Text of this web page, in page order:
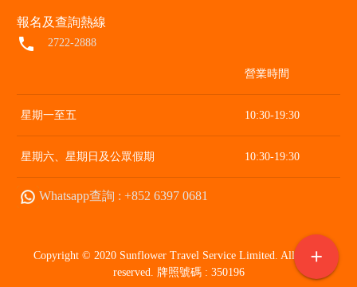
add
報名及查詢熱線
local_phone 2722-2888
營業時間
星期一至五 10:30-19:30
星期六、星期日及公眾假期 10:30-19:30
Whatsapp查詢 : +852 6397 0681
Copyright © 2020 Sunflower Travel Service Limited. All rights
reserved. 牌照號碼 : 350196